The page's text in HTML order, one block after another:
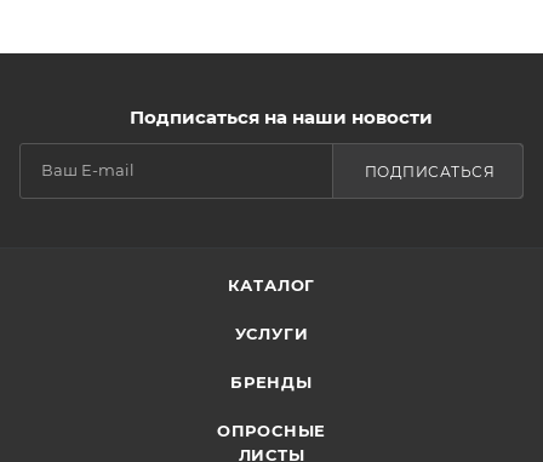
Подписаться на наши новости
ПОДПИСАТЬСЯ
КАТАЛОГ
УСЛУГИ
БРЕНДЫ
ОПРОСНЫЕ
ЛИСТЫ